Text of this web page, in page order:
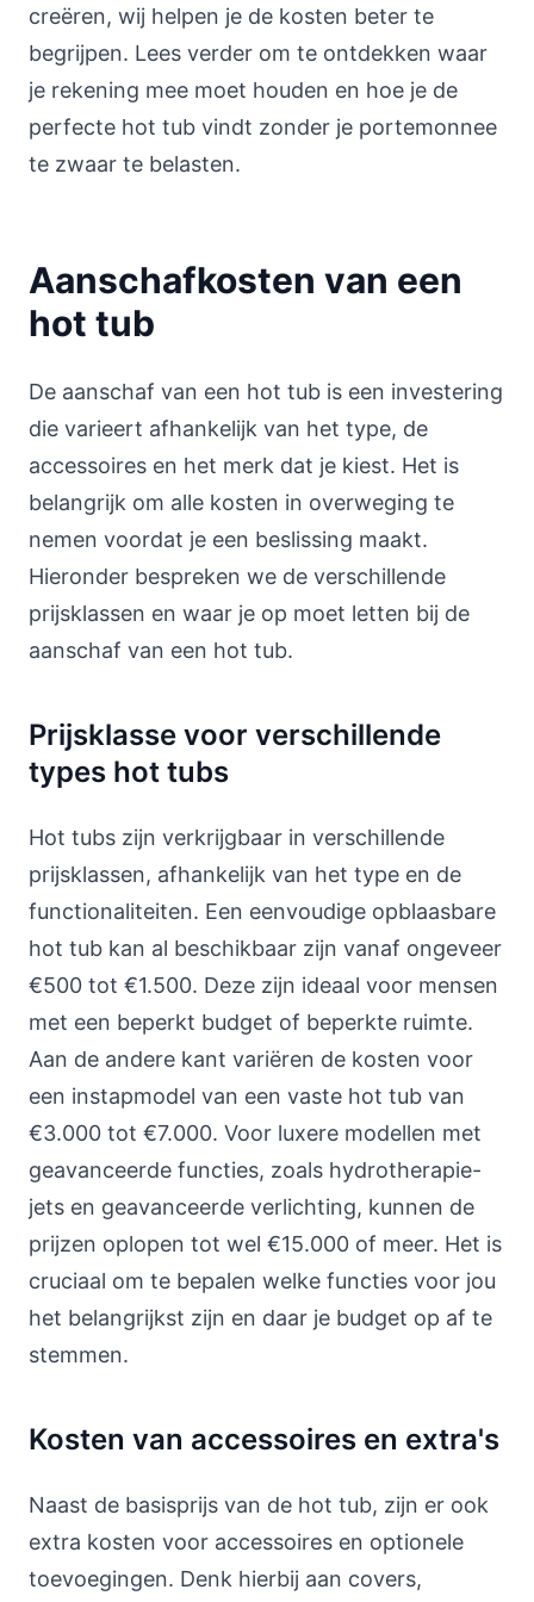
creëren, wij helpen je de kosten beter te
begrijpen. Lees verder om te ontdekken waar
je rekening mee moet houden en hoe je de
perfecte hot tub vindt zonder je portemonnee
te zwaar te belasten.
Aanschafkosten van een
hot tub
De aanschaf van een hot tub is een investering
die varieert afhankelijk van het type, de
accessoires en het merk dat je kiest. Het is
belangrijk om alle kosten in overweging te
nemen voordat je een beslissing maakt.
Hieronder bespreken we de verschillende
prijsklassen en waar je op moet letten bij de
aanschaf van een hot tub.
Prijsklasse voor verschillende
types hot tubs
Hot tubs zijn verkrijgbaar in verschillende
prijsklassen, afhankelijk van het type en de
functionaliteiten. Een eenvoudige opblaasbare
hot tub kan al beschikbaar zijn vanaf ongeveer
€500 tot €1.500. Deze zijn ideaal voor mensen
met een beperkt budget of beperkte ruimte.
Aan de andere kant variëren de kosten voor
een instapmodel van een vaste hot tub van
€3.000 tot €7.000. Voor luxere modellen met
geavanceerde functies, zoals hydrotherapie-
jets en geavanceerde verlichting, kunnen de
prijzen oplopen tot wel €15.000 of meer. Het is
cruciaal om te bepalen welke functies voor jou
het belangrijkst zijn en daar je budget op af te
stemmen.
Kosten van accessoires en extra's
Naast de basisprijs van de hot tub, zijn er ook
extra kosten voor accessoires en optionele
toevoegingen. Denk hierbij aan covers,